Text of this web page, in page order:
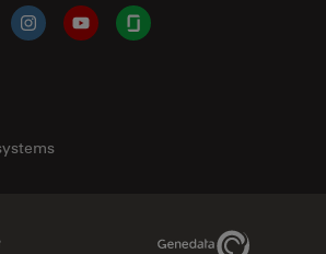
InstagramYouTubeGlassdoor
Genedata Link